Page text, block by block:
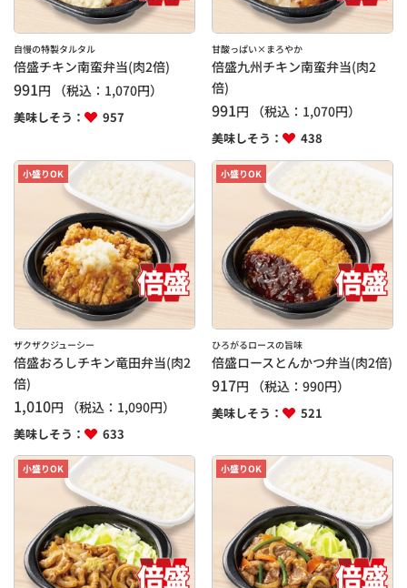
自慢の特製タルタル
倍盛チキン南蛮弁当(肉2倍)
991円 （税込： 1,070円）
美味しそう： 957
甘酸っぱい×まろやか
倍盛九州チキン南蛮弁当(肉2
倍)
991円 （税込： 1,070円）
美味しそう： 438
小盛りOK
ザクザクジューシー
倍盛おろしチキン竜田弁当(肉2
倍)
1,010円 （税込： 1,090円）
美味しそう： 633
小盛りOK
ひろがるロースの旨味
倍盛ロースとんかつ弁当(肉2倍)
917円 （税込：990円）
美味しそう： 521
小盛りOK 小盛りOK